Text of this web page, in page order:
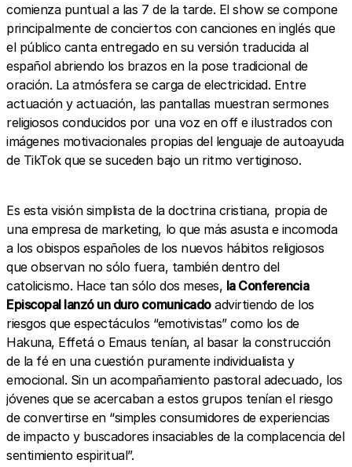
comienza puntual a las 7 de la tarde. El show se compone
principalmente de conciertos con canciones en inglés que
el público canta entregado en su versión traducida al
español abriendo los brazos en la pose tradicional de
oración. La atmósfera se carga de electricidad. Entre
actuación y actuación, las pantallas muestran sermones
religiosos conducidos por una voz en off e ilustrados con
imágenes motivacionales propias del lenguaje de autoayuda
de TikTok que se suceden bajo un ritmo vertiginoso.
Es esta visión simplista de la doctrina cristiana, propia de
una empresa de marketing, lo que más asusta e incomoda
a los obispos españoles de los nuevos hábitos religiosos
que observan no sólo fuera, también dentro del
catolicismo. Hace tan sólo dos meses, la Conferencia
Episcopal lanzó un duro comunicadoadvirtiendo de los
riesgos que espectáculos “emotivistas” como los de
Hakuna, Effetá o Emaus tenían, al basar la construcción
de la fé en una cuestión puramente individualista y
emocional. Sin un acompañamiento pastoral adecuado, los
jóvenes que se acercaban a estos grupos tenían el riesgo
de convertirse en “simples consumidores de experiencias
de impacto y buscadores insaciables de la complacencia del
sentimiento espiritual”.